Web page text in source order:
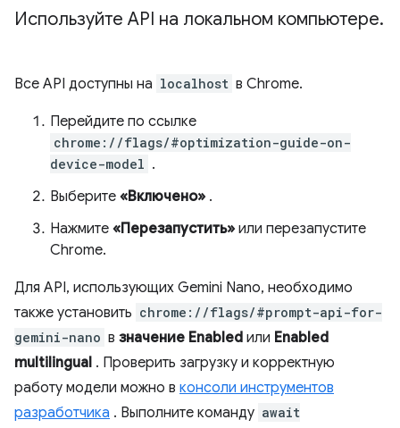
Используйте API на локальном компьютере.
Все API доступны на localhost в Chrome.
Перейдите по ссылке
chrome://flags/#optimization-guide-on-
device-model .
Выберите «Включено» .
Нажмите «Перезапустить» или перезапустите
Chrome.
Для API, использующих Gemini Nano, необходимо
также установить chrome://flags/#prompt-api-for-
gemini-nano в значение Enabled или Enabled
multilingual . Проверить загрузку и корректную
работу модели можно в консоли инструментов
разработчика . Выполните команду await